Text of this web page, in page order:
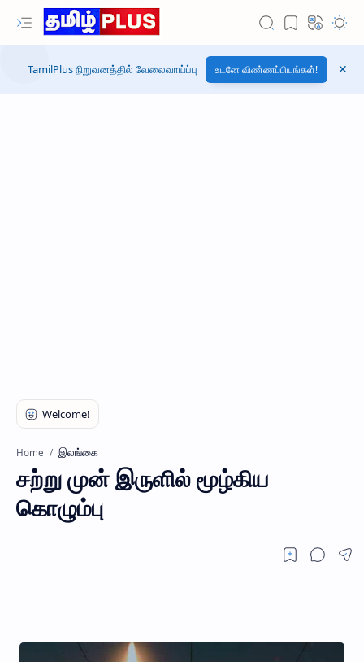
TamilPlus நிறுவனத்தில் வேலைவாய்ப்பு உடனே விண்ணப்பியுங்கள்!
Home இலங்கை
சற்று முன் இருளில் மூழ்கிய
கொழும்பு